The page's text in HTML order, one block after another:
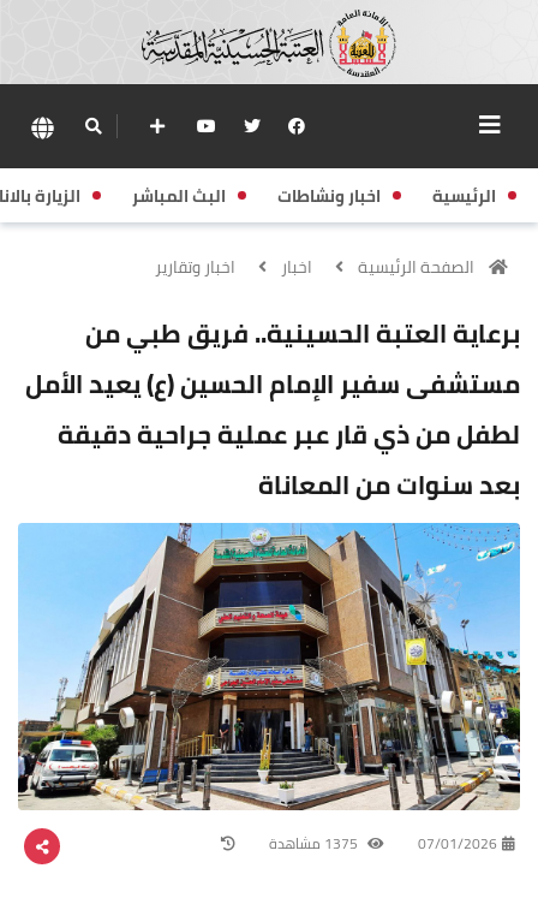
الرئيسية اخبار ونشاطات البث المباشر الزيارة
الصفحة الرئيسية اخبار اخبار وتقارير
برعاية العتبة الحسينية.. فريق طبي من
مستشفى سفير الإمام الحسين (ع) يعيد الأمل
لطفل من ذي قار عبر عملية جراحية دقيقة
بعد سنوات من المعاناة
07/01/2026